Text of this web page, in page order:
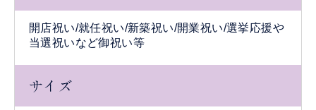
開店祝い/就任祝い/新築祝い/開業祝い/選挙応援や
当選祝いなど御祝い等
サイズ